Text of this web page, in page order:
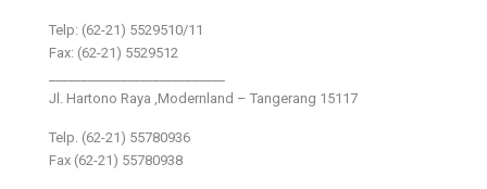
Telp: (62-21) 5529510/11
Fax: (62-21) 5529512
Jl. Hartono Raya ,Modernland – Tangerang 15117
Telp. (62-21) 55780936
Fax (62-21) 55780938